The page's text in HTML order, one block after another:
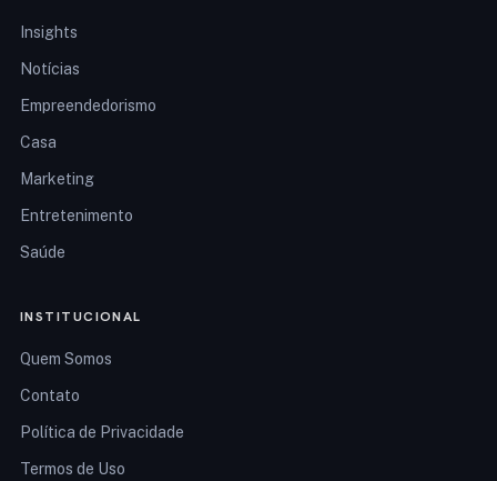
Insights
Notícias
Empreendedorismo
Casa
Marketing
Entretenimento
Saúde
INSTITUCIONAL
Quem Somos
Contato
Política de Privacidade
Termos de Uso